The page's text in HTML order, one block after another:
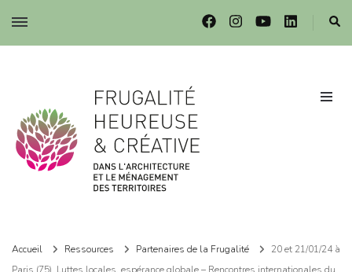
Frugalité dans l'architecture et le ménagement des territoires
Accueil Ressources Partenaires de la Frugalité
20 et 21/01/24 à